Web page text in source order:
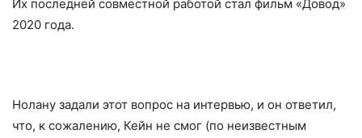
Их последней совместной работой стал фильм «Довод»
2020 года.
Нолану задали этот вопрос на интервью, и он ответил,
что, к сожалению, Кейн не смог (по неизвестным